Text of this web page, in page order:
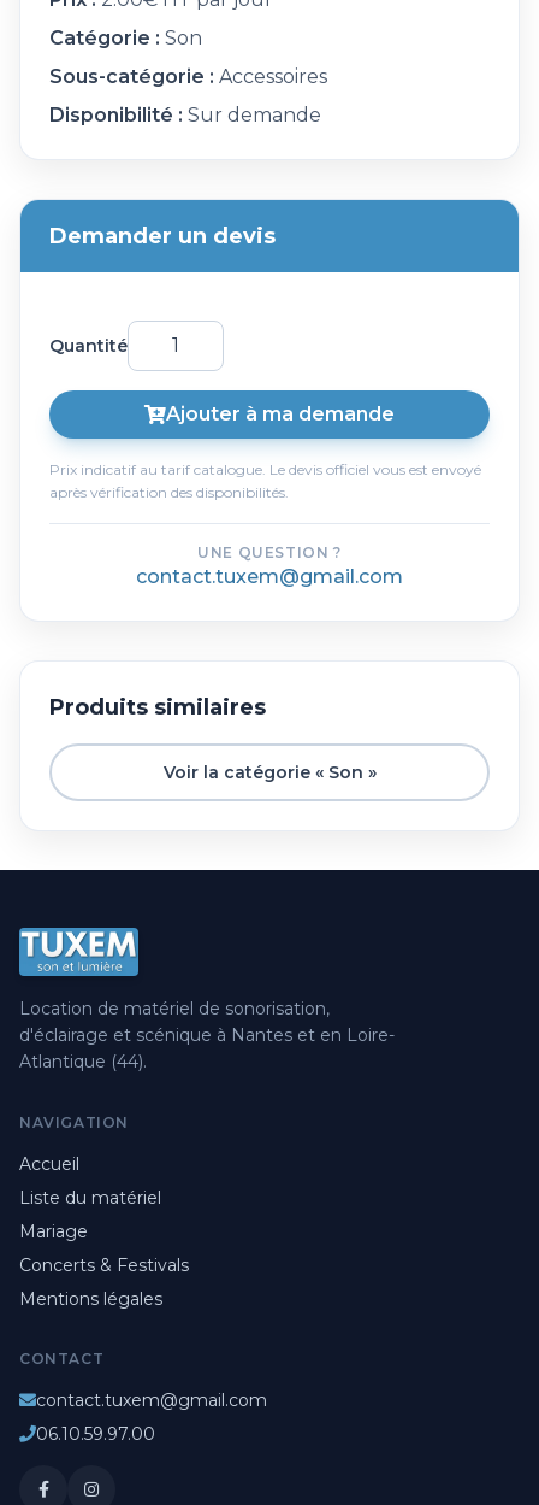
Catégorie : Son
Sous-catégorie : Accessoires
Disponibilité : Sur demande
Demander un devis
Quantité
Ajouter à ma demande
Prix indicatif au tarif catalogue. Le devis officiel vous est envoyé
après vérification des disponibilités.
UNE QUESTION ?
contact.tuxem@gmail.com
Produits similaires
Voir la catégorie « Son »
Location de matériel de sonorisation,
d'éclairage et scénique à Nantes et en Loire-
Atlantique (44).
NAVIGATION
Accueil
Liste du matériel
Mariage
Concerts & Festivals
Mentions légales
CONTACT
contact.tuxem@gmail.com
06.10.59.97.00